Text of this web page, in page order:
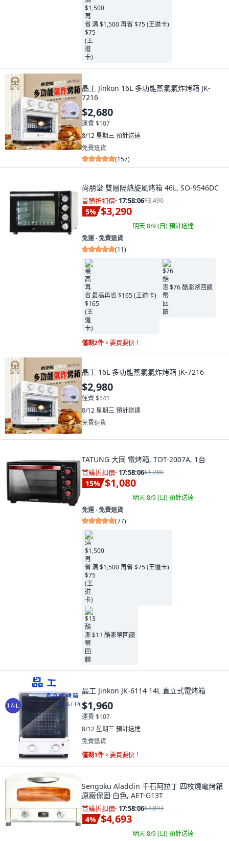
满 $1,500 再省 $75 (王道卡)
晶工 Jinkon 16L 多功能蒸氣氣炸烤箱 JK-
7216
$2,680
運費 $107
8/12 星期三預計送達
免費退貨
(157)
尚朋堂 雙層隔熱旋風烤箱 46L, SO-9546DC
首購折扣價· 17:58:04$3,490
5% $3,290
明天 8/9 (日)預計送達
免運 ∙ 免費退貨
(11)
最高再省 $165 (王道卡)
$76 酷澎幣回饋
僅剩2件， 要買要快！
晶工 16L 多功能蒸氣氣炸烤箱 JK-7216
$2,980
運費 $141
8/12 星期三預計送達
免費退貨
TATUNG 大同 電烤箱, TOT-2007A, 1台
首購折扣價· 17:58:04$1,280
15% $1,080
明天 8/9 (日)預計送達
免運 ∙ 免費退貨
(77)
满 $1,500 再省 $75 (王道卡)
$13 酷澎幣回饋
晶工 Jinkon JK-6114 14L 直立式電烤箱
$1,960
運費 $107
8/12 星期三預計送達
免費退貨
僅剩1件， 要買要快！
Sengoku Aladdin 千石阿拉丁 四枚燒電烤箱
原廠保固 白色, AET-G13T
首購折扣價· 17:58:04$4,893
4% $4,693
明天 8/9 (日)預計送達